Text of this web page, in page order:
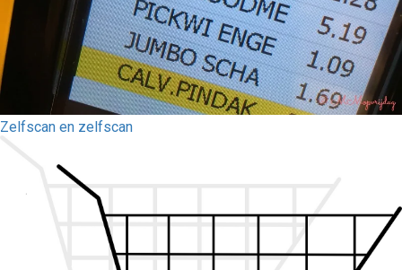
Zelfscan en zelfscan